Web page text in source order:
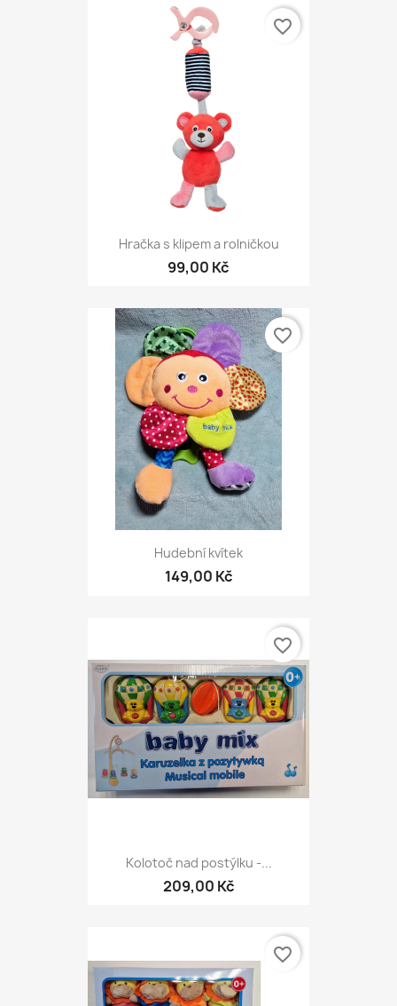
Hračka s klipem a rolničkou
99,00 Kč
favorite_border
Hudební kvítek
149,00 Kč
favorite_border
Kolotoč nad postýlku -...
209,00 Kč
favorite_border
favorite_border